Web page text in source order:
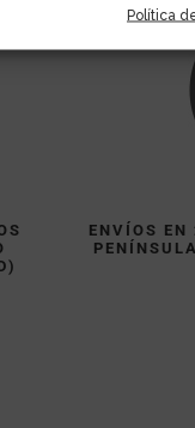
Política
ENVÍOS EN